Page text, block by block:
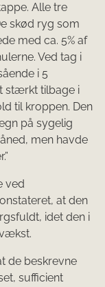
Alle tre
skød ryg som
med ca. 5% af
Ved tag i
i 5
stærkt tilbage i
til kroppen. Den
på sygelig
men havde
ved
at den
idet den i
de beskrevne
sufficient